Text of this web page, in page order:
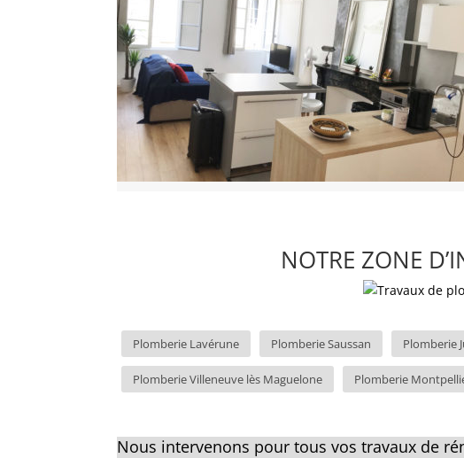
NOTRE ZONE
Plomberie Lavérune Plomberie Saussan Plomberie
Plomberie Villeneuve lès Maguelone Plomberie
Nous intervenons pour tous vos travaux de